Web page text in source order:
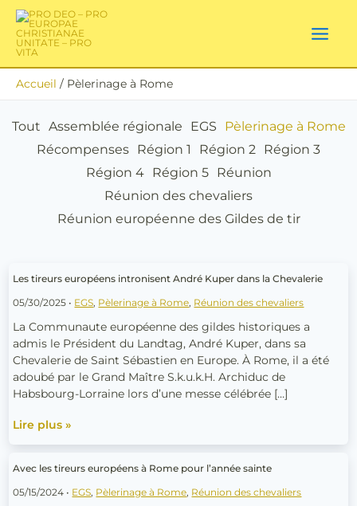
contenu
Accueil Pèlerinage à Rome
Filtrer
les
publications
par
catégorie
Tout Assemblée régionale EGS
Pèlerinage à Rome
Récompenses Région 1 Région 2 Région 3
Région 4
Région 5
Réunion
Réunion des chevaliers
Réunion européenne des Gildes de tir
Les tireurs européens intronisent André Kuper dans la Chevalerie
05/30/2025 • EGS, Pèlerinage à Rome, Réunion des chevaliers
La Communaute européenne des gildes historiques a
admis le Président du Landtag, André Kuper, dans sa
Chevalerie de Saint Sébastien en Europe. À Rome, il a été
adoubé par le Grand Maître S.k.u.k.H. Archiduc de
Habsbourg-Lorraine lors d’une messe célébrée […]
Les
européens
intronisent
André
Kuper
dans
la
Lire plus »
Avec les tireurs européens à Rome pour l’année sainte
05/15/2024 • EGS, Pèlerinage à Rome, Réunion des chevaliers
Avec
tireurs